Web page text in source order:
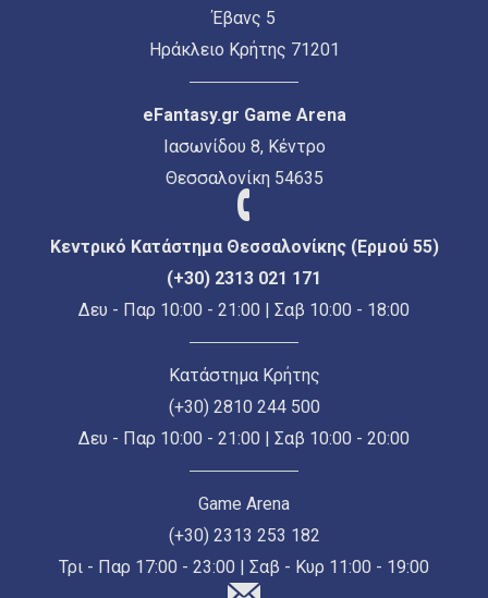
Έβανς 5
Ηράκλειο Κρήτης 71201
eFantasy.gr Game Arena
Ιασωνίδου 8, Κέντρο
Θεσσαλονίκη 54635
Κεντρικό Κατάστημα Θεσσαλονίκης (Ερμού 55)
(+30) 2313 021 171
Δευ - Παρ 10:00 - 21:00 | Σαβ 10:00 - 18:00
Κατάστημα Κρήτης
(+30) 2810 244 500
Δευ - Παρ 10:00 - 21:00 | Σαβ 10:00 - 20:00
Game Arena
(+30) 2313 253 182
Τρι - Παρ 17:00 - 23:00 | Σαβ - Κυρ 11:00 - 19:00